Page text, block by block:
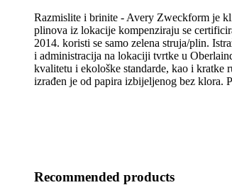
Razmislite i brinite - Avery Zweckform je
plinova iz lokacije kompenziraju se
2014. koristi se samo zelena struja/plin.
i administracija na lokaciji tvrtke u
kvalitetu i ekološke standarde, kao i kratke
izrađen je od papira izbijeljenog bez klora.
Recommended products